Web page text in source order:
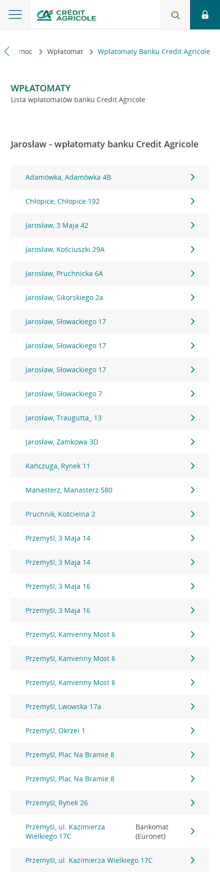
i pomoc Wpłatomat Wpłatomaty Banku Credit Agricole
WPŁATOMATY
Lista wpłatomatów banku Credit Agricole
Jarosław - wpłatomaty banku Credit Agricole
Adamówka, Adamówka 4B
Chłopice, Chłopice 192
Jarosław, 3 Maja 42
Jarosław, Kościuszki 29A
Jarosław, Pruchnicka 6A
Jarosław, Sikorskiego 2a
Jarosław, Słowackiego 17
Jarosław, Słowackiego 17
Jarosław, Słowackiego 17
Jarosław, Słowackiego 7
Jarosław, Traugutta_ 13
Jarosław, Zamkowa 3D
Kańczuga, Rynek 11
Manasterz, Manasterz 580
Pruchnik, Kościelna 2
Przemyśl, 3 Maja 14
Przemyśl, 3 Maja 14
Przemyśl, 3 Maja 16
Przemyśl, 3 Maja 16
Przemyśl, Kamienny Most 6
Przemyśl, Kamienny Most 6
Przemyśl, Kamienny Most 6
Przemyśl, Lwowska 17a
Przemyśl, Okrzei 1
Przemyśl, Plac Na Bramie 8
Przemyśl, Plac Na Bramie 8
Przemyśl, Rynek 26
Przemyśl, ul. Kazimierza
Wielkiego 17C
Bankomat
(Euronet)
Przemyśl, ul. Kazimierza Wielkiego 17C